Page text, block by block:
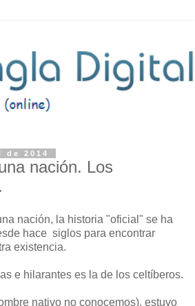
2014
nación. Los
nación, la historia "oficial" se ha
hace siglos para encontrar
existencia.
e hilarantes es la de los celtíberos.
nativo no conocemos), estuvo